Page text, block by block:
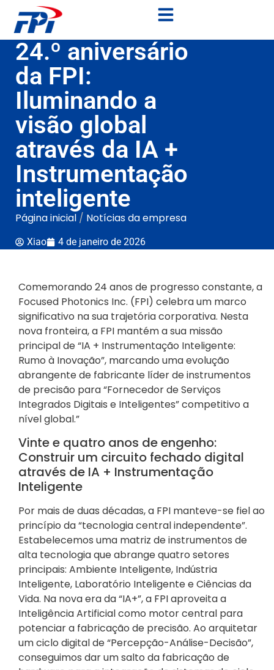
24.º aniversário
da FPI:
Iluminando a
visão global
através da IA +
Instrumentação
inteligente
Página inicial / Notícias da empresa
Xiao 4 de janeiro de 2026
Comemorando 24 anos de progresso constante, a
Focused Photonics Inc. (FPI) celebra um marco
significativo na sua trajetória corporativa. Nesta
nova fronteira, a FPI mantém a sua missão
principal de “IA + Instrumentação Inteligente:
Rumo à Inovação”, marcando uma evolução
abrangente de fabricante líder de instrumentos
de precisão para “Fornecedor de Serviços
Integrados Digitais e Inteligentes” competitivo a
nível global.”
Vinte e quatro anos de engenho:
Construir um circuito fechado digital
através de IA + Instrumentação
Inteligente
Por mais de duas décadas, a FPI manteve-se fiel ao
princípio da “tecnologia central independente”.
Estabelecemos uma matriz de instrumentos de
alta tecnologia que abrange quatro setores
principais: Ambiente Inteligente, Indústria
Inteligente, Laboratório Inteligente e Ciências da
Vida. Na nova era da “IA+”, a FPI aproveita a
Inteligência Artificial como motor central para
potenciar a fabricação de precisão. Ao arquitetar
um ciclo digital de “Percepção-Análise-Decisão”,
conseguimos dar um salto da fabricação de